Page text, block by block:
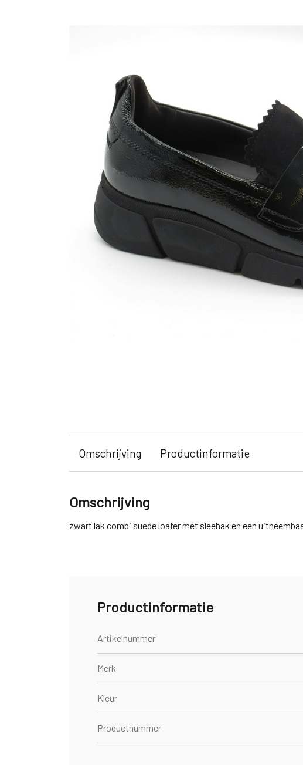
Omschrijving Productinformatie
Omschrijving
zwart lak combi suede loafer met sleehak en een
Productinformatie
Artikelnummer
Merk
Kleur
Productnummer